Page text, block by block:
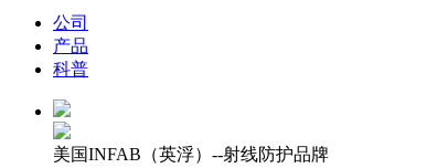
公司
产品
科普
美国INFAB（英浮）--射线防护品牌